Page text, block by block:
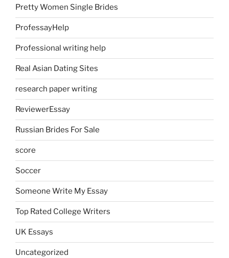
Pretty Women Single Brides
ProfessayHelp
Professional writing help
Real Asian Dating Sites
research paper writing
ReviewerEssay
Russian Brides For Sale
score
Soccer
Someone Write My Essay
Top Rated College Writers
UK Essays
Uncategorized